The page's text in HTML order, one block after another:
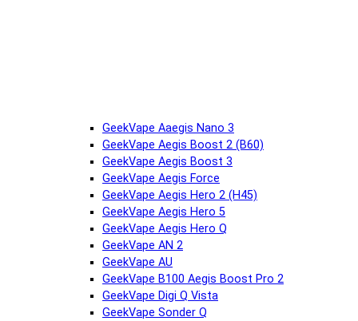
GeekVape Aaegis Nano 3
GeekVape Aegis Boost 2 (B60)
GeekVape Aegis Boost 3
GeekVape Aegis Force
GeekVape Aegis Hero 2 (H45)
GeekVape Aegis Hero 5
GeekVape Aegis Hero Q
GeekVape AN 2
GeekVape AU
GeekVape B100 Aegis Boost Pro 2
GeekVape Digi Q Vista
GeekVape Sonder Q